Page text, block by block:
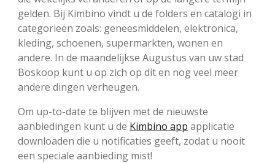
gelden. Bij Kimbino vindt u de folders en catalogi in
categorieën zoals: geneesmiddelen, elektronica,
kleding, schoenen, supermarkten, wonen en
andere. In de maandelijkse Augustus van uw stad
Boskoop kunt u op zich op dit en nog veel meer
andere dingen verheugen.
Om up-to-date te blijven met de nieuwste
aanbiedingen kunt u de Kimbino app applicatie
downloaden die u notificaties geeft, zodat u nooit
een speciale aanbieding mist!